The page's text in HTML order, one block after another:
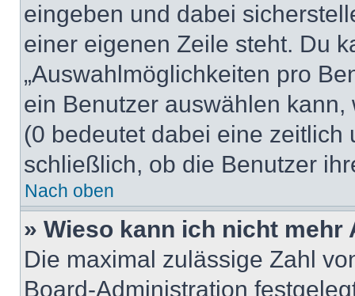
eingeben und dabei
einer eigenen Zeile steht. Du
„Auswahlmöglichkeiten pro
ein Benutzer auswählen
(0 bedeutet dabei eine
schließlich, ob die Benutzer
Nach oben
» Wieso kann ich nicht
Die maximal zulässige Zahl
Board-Administration